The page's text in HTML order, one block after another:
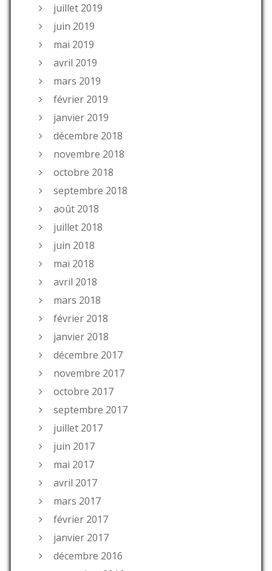
juillet 2019
juin 2019
mai 2019
avril 2019
mars 2019
février 2019
janvier 2019
décembre 2018
novembre 2018
octobre 2018
septembre 2018
août 2018
juillet 2018
juin 2018
mai 2018
avril 2018
mars 2018
février 2018
janvier 2018
décembre 2017
novembre 2017
octobre 2017
septembre 2017
juillet 2017
juin 2017
mai 2017
avril 2017
mars 2017
février 2017
janvier 2017
décembre 2016